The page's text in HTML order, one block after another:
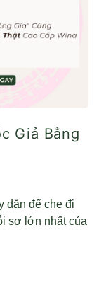
Giả Bằng
dặn để che đi
sợ lớn nhất của